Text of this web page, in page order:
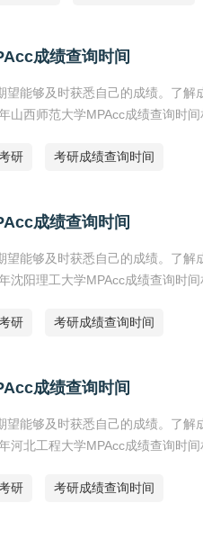
成绩查询时间
望能够及时获悉自己的成绩。了
山西师范大学MPAcc成绩查询时间
研 考研成绩查询时间
成绩查询时间
望能够及时获悉自己的成绩。了
沈阳理工大学MPAcc成绩查询时间
研 考研成绩查询时间
成绩查询时间
望能够及时获悉自己的成绩。了
河北工程大学MPAcc成绩查询时间
研 考研成绩查询时间